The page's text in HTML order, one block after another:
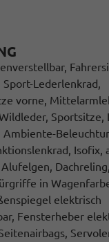
Lederlenkrad,
vorne,
Sportsitze,
Ambiente-
Isofix,
in
elektrisch
Fensterheber